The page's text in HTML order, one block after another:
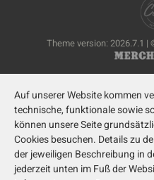
Theme version: 2026.7.1 |
Auf unserer Website kommen
technische, funktionale sowie
können unsere Seite
Cookies besuchen. Details zu
der jeweiligen Beschreibung in
jederzeit unten im Fuß der